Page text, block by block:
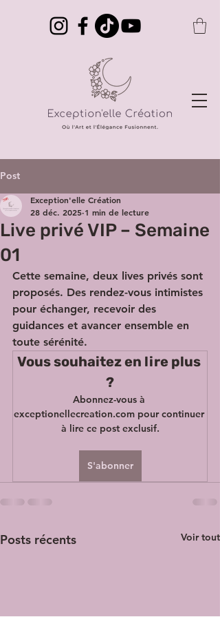
Post
Live privé VIP – Semaine
01
Exception'elle Création
28 déc. 2025 1 min de lecture
Cette semaine, deux lives privés sont
proposés. Des rendez-vous intimistes
pour échanger, recevoir des
guidances et avancer ensemble en
toute sérénité.
Vous souhaitez en lire plus
?
Abonnez-vous à
exceptionellecreation.com pour continuer
à lire ce post exclusif.
S'abonner
Posts récents Voir tout